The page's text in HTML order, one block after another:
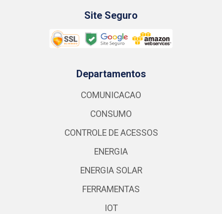
Site Seguro
Departamentos
COMUNICACAO
CONSUMO
CONTROLE DE ACESSOS
ENERGIA
ENERGIA SOLAR
FERRAMENTAS
IOT